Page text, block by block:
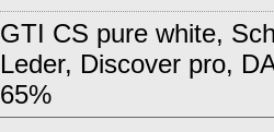
GTI CS pure white,
Leder, Discover pro,
65%